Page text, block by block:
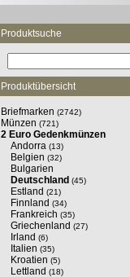
Produktsuche
Produktübersicht
Briefmarken (2742)
Münzen (721)
2 Euro Gedenkmünzen
Andorra (13)
Belgien (32)
Bulgarien
Deutschland (45)
Estland (21)
Finnland (34)
Frankreich (35)
Griechenland (27)
Irland (6)
Italien (35)
Kroatien (5)
Lettland (18)